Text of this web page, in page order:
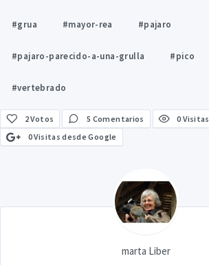
#grua #mayor-rea #pajaro
#pajaro-parecido-a-una-grulla #pico
#vertebrado
2Votos 5 Comentarios
0 Visitas
0 Visitas desde Google
marta Liber